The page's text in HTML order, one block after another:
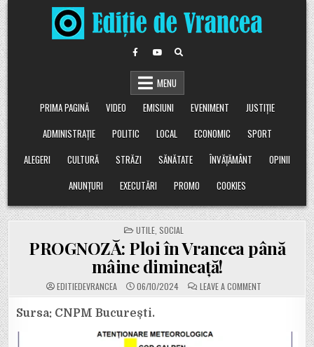
Skip
to
content
MENU
PRIMA PAGINĂ
VIDEO EMISIUNI EVENIMENT
JUSTIȚIE
ADMINISTRAȚIE
POLITIC LOCAL ECONOMIC
SPORT
ALEGERI
CULTURĂ STRĂZI SĂNĂTATE ÎNVĂȚĂMÂNT
OPINII
ANUNȚURI
EXECUTĂRI PROMO COOKIES
POSTED
IN
UTILE, SOCIAL
PROGNOZĂ: Ploi în Vrancea până
mâine dimineață!
EDITIEDEVRANCEA 06/10/2024 LEAVE A COMMENTON
PROGNOZĂ:
Sursa: CNPM București.